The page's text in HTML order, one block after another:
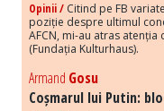
Opinii / Citind pe FB
poziție despre ultimul
AFCN, mi-au atras
(Fundația Kulturhaus).
Armand Gosu
Coșmarul lui Putin: